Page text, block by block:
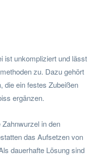
ist unkompliziert und lässt
zu. Dazu gehört
die ein festes Zubeißen
ergänzen.
in den
das Aufsetzen von
dauerhafte Lösung sind